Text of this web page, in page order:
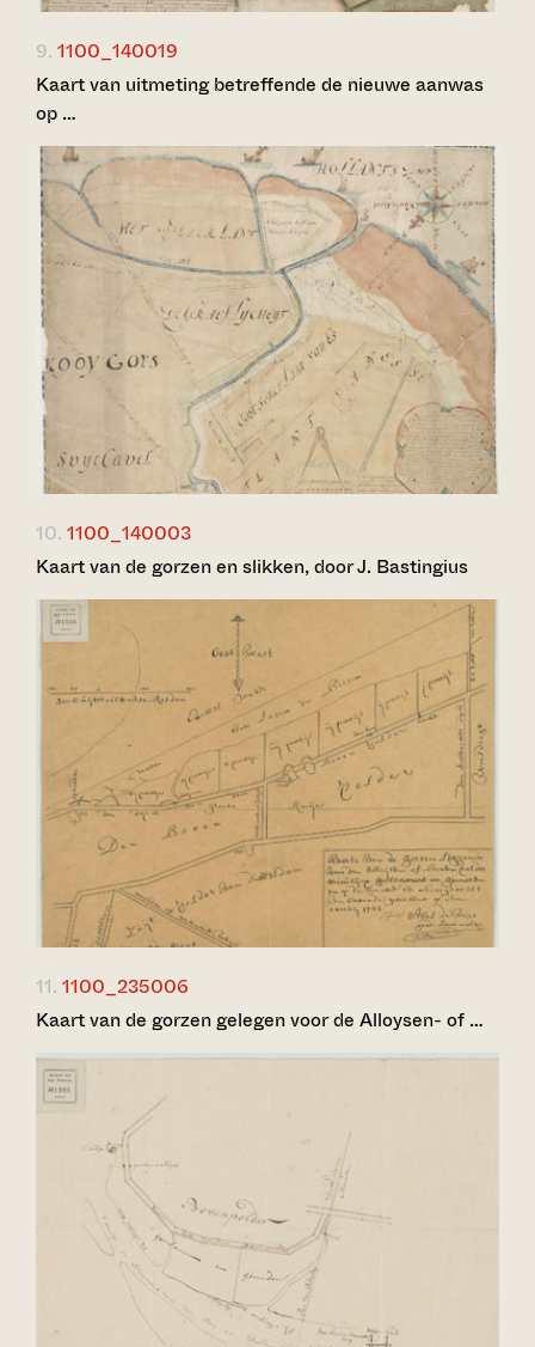
9. 1100_140019
Kaart van uitmeting betreffende de nieuwe aanwas
op …
10. 1100_140003
Kaart van de gorzen en slikken, door J. Bastingius
11. 1100_235006
Kaart van de gorzen gelegen voor de Alloysen- of …